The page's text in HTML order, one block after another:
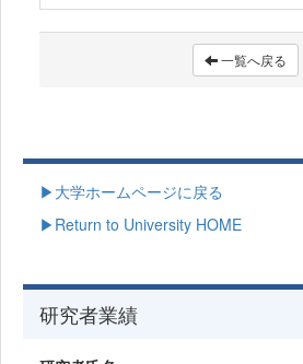
一覧へ戻る
▶大学ホームページに戻る
▶Return to University HOME
研究者業績